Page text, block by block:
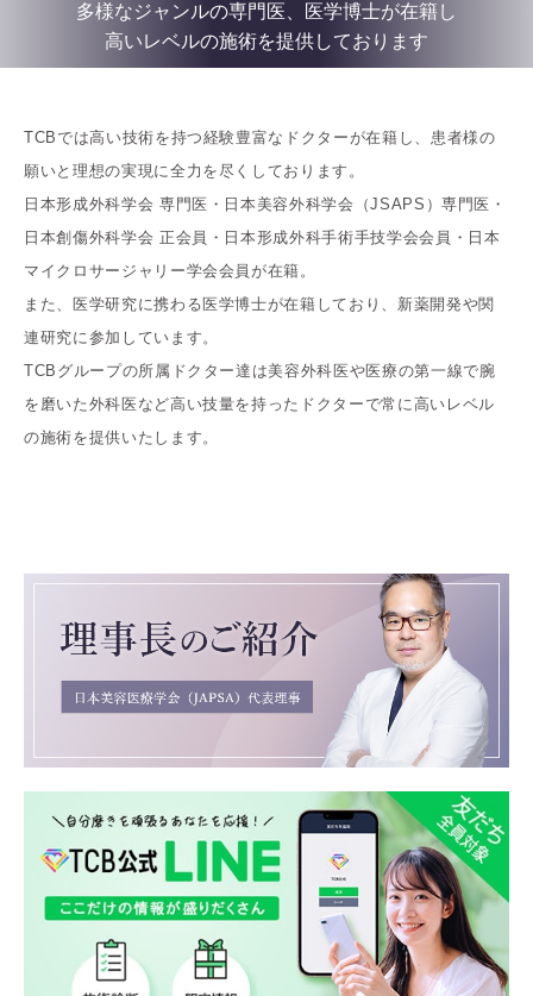
多様なジャンルの専門医、医学博士が在籍し
高いレベルの施術を提供しております
TCBでは高い技術を持つ経験豊富なドクターが在籍し、患者様の
願いと理想の実現に全力を尽くしております。
日本形成外科学会 専門医・日本美容外科学会（JSAPS）専門医・
日本創傷外科学会 正会員・日本形成外科手術手技学会会員・日本
マイクロサージャリー学会会員が在籍。
また、医学研究に携わる医学博士が在籍しており、新薬開発や関
連研究に参加しています。
TCBグループの所属ドクター達は美容外科医や医療の第一線で腕
を磨いた外科医など高い技量を持ったドクターで常に高いレベル
の施術を提供いたします。